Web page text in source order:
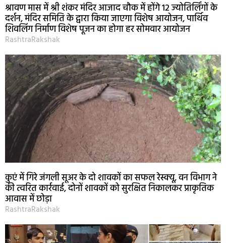
श्रावण मास में श्री शंकर मंदिर आजाद चौक में होंगे 12 ज्योतिर्लिंगों के
दर्शन, मंदिर समिति के द्वारा किया जाएगा विशेष आयोजन, पार्थिव
शिवलिंग निर्माण विशेष पूजन का होगा हर सोमवार आयोजन
RashtraRakshak
कुएं में गिरे जंगली सूअर के दो शावकों का सफल रेस्क्यू, वन विभाग ने
की त्वरित कार्रवाई, दोनों शावकों को सुरक्षित निकालकर प्राकृतिक
आवास में छोड़ा
RashtraRakshak